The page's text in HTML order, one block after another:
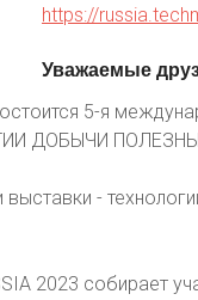
https://
Уважаемые
5-я
ДОБЫЧИ
-
2023 собирает